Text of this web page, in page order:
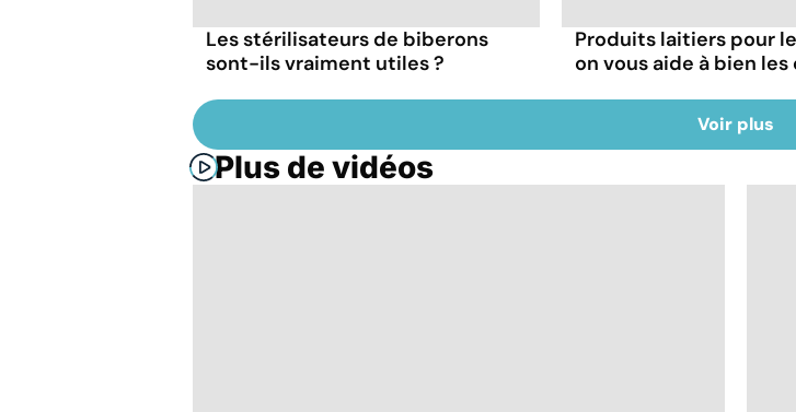
Les stérilisateurs de biberons
sont-ils vraiment utiles ?
Produits laitiers pour
on vous aide à bien
Voir plus
Plus de vidéos